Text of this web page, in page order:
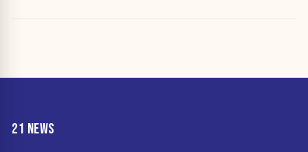
21 NEWS